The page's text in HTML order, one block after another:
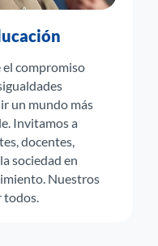
compromiso
un mundo más
Invitamos a
docentes,
sociedad en
Nuestros
todos.